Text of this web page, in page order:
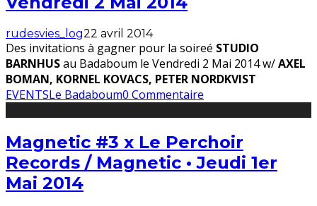
rudesvies_log22 avril 2014
Des invitations à gagner pour la soireé STUDIO
BARNHUSau Badaboum le Vendredi 2 Mai 2014 w/AXEL
BOMAN, KORNEL KOVACS, PETER NORDKVIST
EVENTSLe Badaboum0 Commentaire
Magnetic #3 x Le Perchoir
Records / Magnetic • Jeudi 1er
Mai 2014